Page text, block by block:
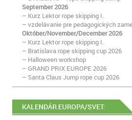
September 2026
– Kurz Lektor rope skipping I.
– vzdelávanie pre pedagogických
Október/November/December 2026
– Kurz Lektor rope skipping I.
– Bratislava rope skipping cup 2026
– Halloween workshop
– GRAND PRIX EUROPE 2026
– Santa Claus Jump rope cup 2026
KALENDÁR EUROPA/SVET: